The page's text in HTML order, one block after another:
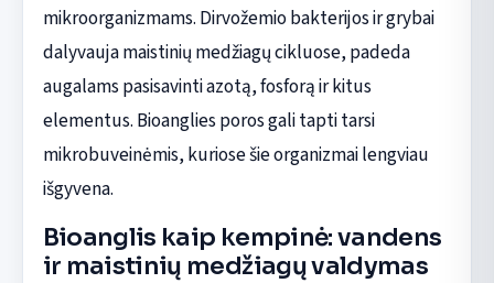
mikroorganizmams. Dirvožemio bakterijos ir grybai
dalyvauja maistinių medžiagų cikluose, padeda
augalams pasisavinti azotą, fosforą ir kitus
elementus. Bioanglies poros gali tapti tarsi
mikrobuveinėmis, kuriose šie organizmai lengviau
išgyvena.
Bioanglis kaip kempinė: vandens
ir maistinių medžiagų valdymas